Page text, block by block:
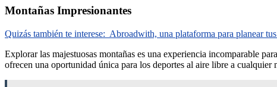
Montañas Impresionantes
Quizás también te interese: Abroadwith, una plataforma para planear
Explorar las majestuosas montañas es una experiencia incomparable
ofrecen una oportunidad única para los deportes al aire libre a cualquier